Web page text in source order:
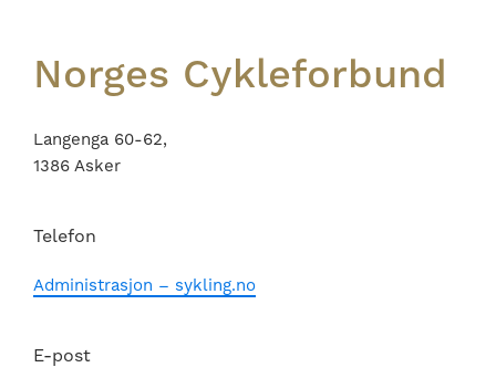
Norges Cykleforbund
Langenga 60-62,
1386 Asker
Telefon
Administrasjon – sykling.no
E-post